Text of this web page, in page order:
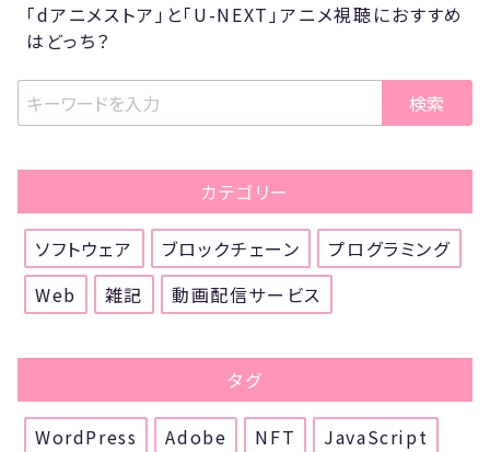
「dアニメストア」と「U-NEXT」アニメ視聴におすすめ
はどっち？
検索
カテゴリー
ソフトウェア ブロックチェーン
プログラミング
Web
雑記 動画配信サービス
タグ
WordPress Adobe NFT
JavaScript